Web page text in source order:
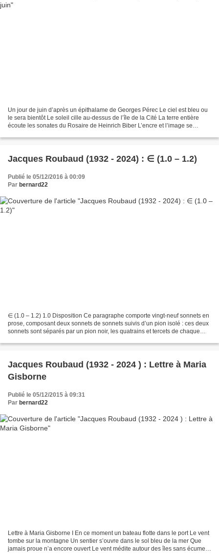
Un jour de juin d’après un épithalame de Georges Pérec Le ciel est bleu ou
le sera bientôt Le soleil cille au-dessus de l’île de la Cité La terre entière
écoute les sonates du Rosaire de Heinrich Biber L’encre et l’image se
Jacques Roubaud (1932 - 2024) : ∈ (1.0 – 1.2)
Publié le 05/12/2016 à 00:09
Par bernard22
∈ (1.0 – 1.2) 1.0 Disposition Ce paragraphe comporte vingt-neuf sonnets en
prose, composant deux sonnets de sonnets suivis d’un pion isolé : ces deux
sonnets sont séparés par un pion noir, les quatrains et tercets de chaque
Jacques Roubaud (1932 - 2024 ) : Lettre à Maria
Gisborne
Publié le 05/12/2015 à 09:31
Par bernard22
Lettre à Maria Gisborne I En ce moment un bateau flotte dans le port Le vent
tombe sur la montagne Un sentier s’ouvre dans le sol bleu de la mer Que
jamais proue n’a encore ouvert Le vent médite autour des îles sans écume II